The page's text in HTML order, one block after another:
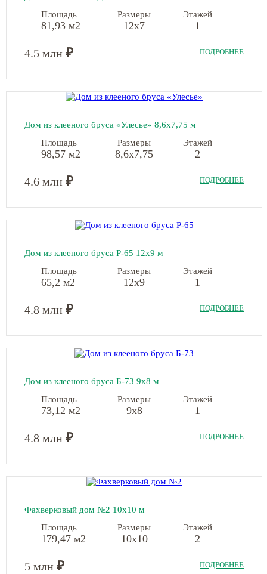
Площадь
81,93 м2
Размеры
12х7
Этажей
1
4.5 млн ₽ ПОДРОБНЕЕ
Дом из клееного бруса «Улесье» 8,6х7,75 м
Площадь
98,57 м2
Размеры
8,6х7,75
Этажей
2
4.6 млн ₽ ПОДРОБНЕЕ
Дом из клееного бруса Р-65 12х9 м
Площадь
65,2 м2
Размеры
12х9
Этажей
1
4.8 млн ₽ ПОДРОБНЕЕ
Дом из клееного бруса Б-73 9х8 м
Площадь
73,12 м2
Размеры
9х8
Этажей
1
4.8 млн ₽ ПОДРОБНЕЕ
Фахверковый дом №2 10х10 м
Площадь
179,47 м2
Размеры
10х10
Этажей
2
5 млн ₽ ПОДРОБНЕЕ